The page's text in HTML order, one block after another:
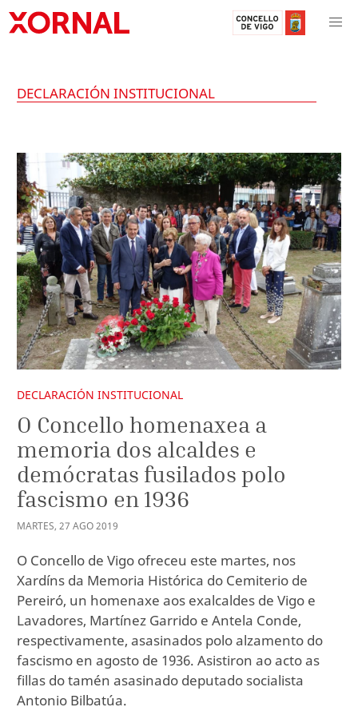
DECLARACIÓN INSTITUCIONAL
DECLARACIÓN INSTITUCIONAL
O Concello homenaxea a
memoria dos alcaldes e
demócratas fusilados polo
fascismo en 1936
MARTES, 27 AGO2019
O Concello de Vigo ofreceu este martes, nos
Xardíns da Memoria Histórica do Cemiterio de
Pereiró, un homenaxe aos exalcaldes de Vigo e
Lavadores, Martínez Garrido e Antela Conde,
respectivamente, asasinados polo alzamento do
fascismo en agosto de 1936. Asistiron ao acto as
fillas do tamén asasinado deputado socialista
Antonio Bilbatúa.